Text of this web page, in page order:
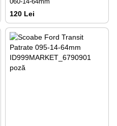
120 Lei